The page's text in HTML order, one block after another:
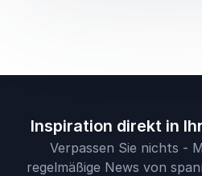
Inspiration direkt in
Verpassen Sie nichts -
regelmäßige News von